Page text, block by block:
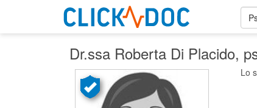
Dr.ssa Roberta Di Placido,
Lo